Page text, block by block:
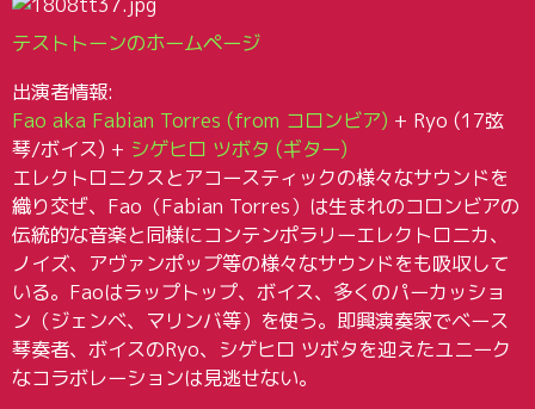
テストトーンのホームページ
出演者情報:
Fao aka Fabian Torres (from コロンビア) + Ryo (17弦
琴/ボイス) + シゲヒロ ツボタ (ギター)
エレクトロニクスとアコースティックの様々なサウンドを
織り交ぜ、Fao（Fabian Torres）は生まれのコロンビアの
伝統的な音楽と同様にコンテンポラリーエレクトロニカ、
ノイズ、アヴァンポップ等の様々なサウンドをも吸収して
いる。Faoはラップトップ、ボイス、多くのパーカッショ
ン（ジェンベ、マリンバ等）を使う。即興演奏家でベース
琴奏者、ボイスのRyo、シゲヒロ ツボタを迎えたユニーク
なコラボレーションは見逃せない。